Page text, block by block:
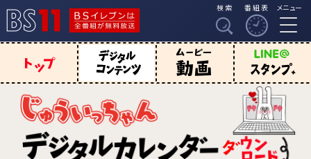
BSイレブンは全番組
が無料放送
検索 番組表 メニュー
じゅういっち
ゃん トップ
デジタルコン
テンツ
じゅういっちゃ
んのスタンプ